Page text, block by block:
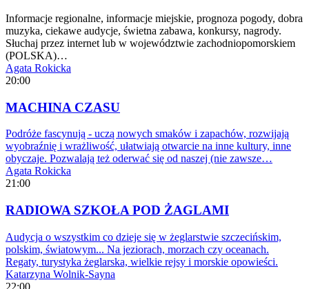
Informacje regionalne, informacje miejskie, prognoza pogody, dobra
muzyka, ciekawe audycje, świetna zabawa, konkursy, nagrody.
Słuchaj przez internet lub w województwie zachodniopomorskiem
(POLSKA)…
Agata Rokicka
20:00
MACHINA CZASU
Podróże fascynują - uczą nowych smaków i zapachów, rozwijają
wyobraźnię i wrażliwość, ułatwiają otwarcie na inne kultury, inne
obyczaje. Pozwalają też oderwać się od naszej (nie zawsze…
Agata Rokicka
21:00
RADIOWA SZKOŁA POD ŻAGLAMI
Audycja o wszystkim co dzieje się w żeglarstwie szczecińskim,
polskim, światowym... Na jeziorach, morzach czy oceanach.
Regaty, turystyka żeglarska, wielkie rejsy i morskie opowieści.
Katarzyna Wolnik-Sayna
22:00